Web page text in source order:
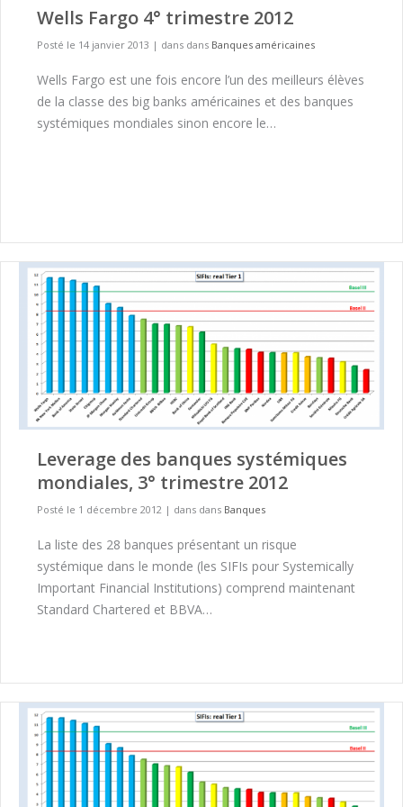
Wells Fargo 4° trimestre 2012
Posté le 14 janvier 2013 | dans dans Banques américaines
Wells Fargo est une fois encore l’un des meilleurs élèves
de la classe des big banks américaines et des banques
systémiques mondiales sinon encore le…
Leverage des banques systémiques
mondiales, 3° trimestre 2012
Posté le 1 décembre 2012 | dans dans Banques
La liste des 28 banques présentant un risque
systémique dans le monde (les SIFIs pour Systemically
Important Financial Institutions) comprend maintenant
Standard Chartered et BBVA…